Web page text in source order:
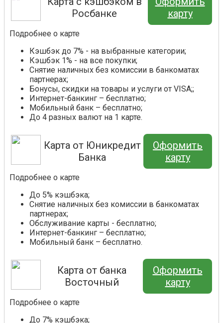
Росбанке
карту
Подробнее о карте
Кэшбэк до 7% - на выбранные категории;
Кэшбэк 1% - на все покупки;
Снятие наличных без комиссии в банкоматах
партнерах;
Бонусы, скидки на товары и услуги от VISA;;
Интернет-банкинг – бесплатно;
Мобильный банк – бесплатно;
До 4 разных валют на 1 карте.
Карта от Юникредит
Банка
Оформить
карту
Подробнее о карте
До 5% кэшбэка;
Снятие наличных без комиссии в банкоматах
партнерах;
Обслуживание карты - бесплатно;
Интернет-банкинг – бесплатно;
Мобильный банк – бесплатно.
Карта от банка
Восточный
Оформить
карту
Подробнее о карте
До 7% кэшбэка;